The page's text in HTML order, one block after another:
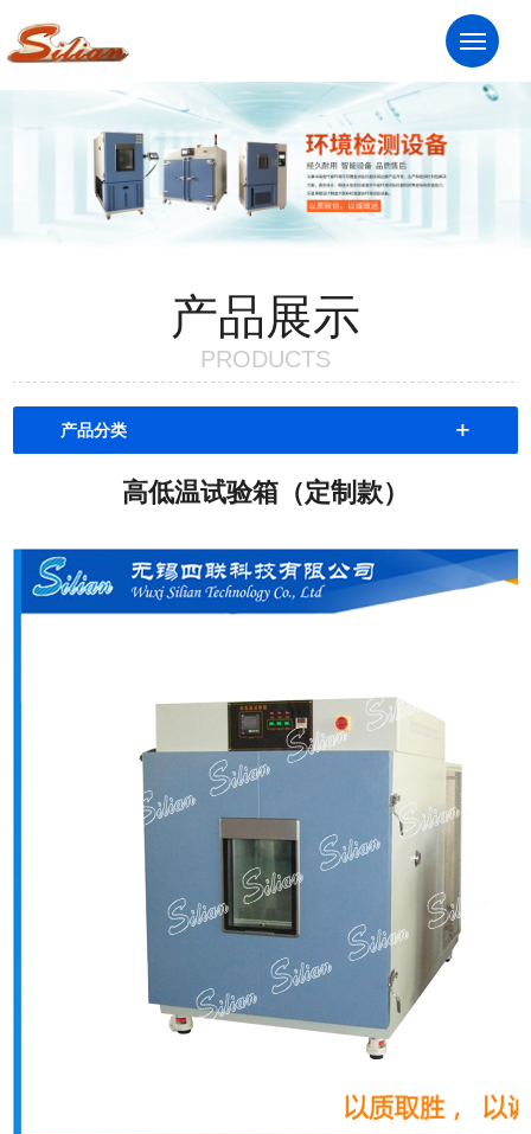
服务热线：13961824281
产品展示
PRODUCTS
产品分类 +
高低温试验箱（定制款）